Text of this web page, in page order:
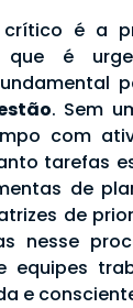
é a
que é
. Sem
com
tarefas
de
de
nesse
equipes
e